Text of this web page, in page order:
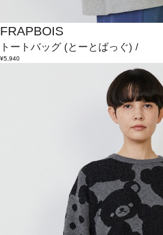
FRAPBOIS
トートバッグ (とーとばっぐ) /
¥5,940